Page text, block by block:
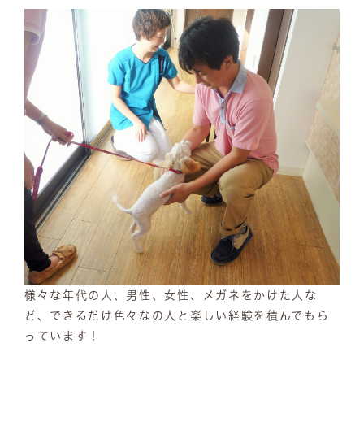
様々な年代の人、男性、女性、メガネをかけた人な
ど、できるだけ色々なの人と楽しい経験を積んでもら
っています！